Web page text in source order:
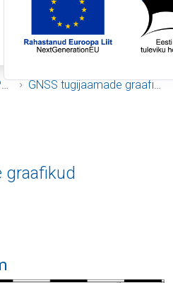
GNSS tugijaamade graafikud
graafikud